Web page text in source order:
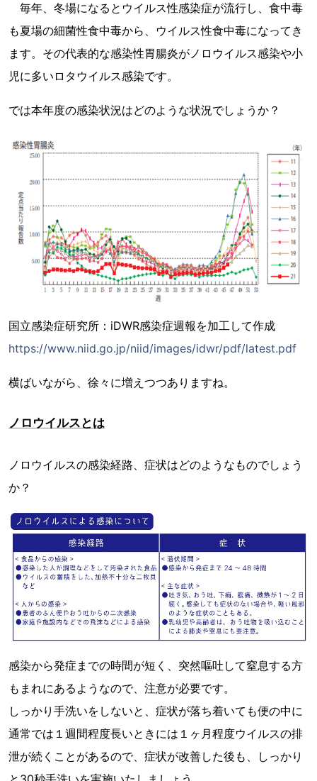
毎年、冬場になるとウイルス性感染症が流行し、食中毒
も夏場の細菌性食中毒から、ウイルス性食中毒になってき
ます。その代表的な感染性胃腸炎がノロウイルス感染や小
児に多いロタウイルス感染です。
では本年度の感染状況はどのような状況でしょうか？
国立感染症研究所：iDWR感染症週報を加工して作成
https://www.niid.go.jp/niid/images/idwr/pdf/latest.pdf
横ばいながら、徐々に増えつつありますね。
ノロウイルスとは
ノロウイルスの感染経路、症状はどのようなものでしょう
か？
感染から発症までの時間が短く、突然嘔吐して窒息する方
もまれにあるようなので、注意が必要です。
しっかり手洗いをしないと、症状が落ち着いても便の中に
通常では１週間程度長いときには１ヶ月程度ウイルスの排
泄が続くことがあるので、症状が改善した後も、しっかり